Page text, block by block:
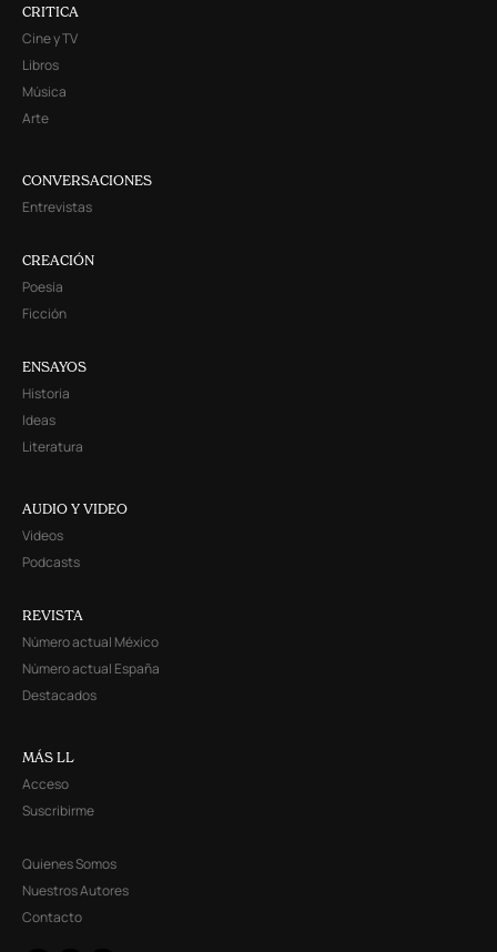
CRITICA
Cine y TV
Libros
Música
Arte
CONVERSACIONES
Entrevistas
CREACIÓN
Poesía
Ficción
ENSAYOS
Historia
Ideas
Literatura
AUDIO Y VIDEO
Videos
Podcasts
REVISTA
Número actual México
Número actual España
Destacados
MÁS LL
Acceso
Suscribirme
Quienes Somos
Nuestros Autores
Contacto